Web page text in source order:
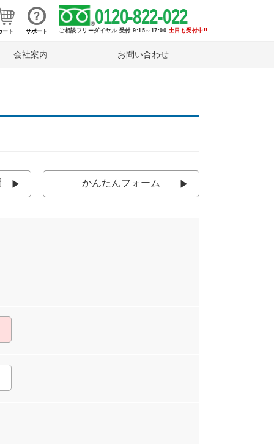
ート サポート
0120-822-022
ご相談フリーダイヤル 受付 9:15～17:00 土日も受付中!!
会社案内 お問い合わせ
かんたんフォーム